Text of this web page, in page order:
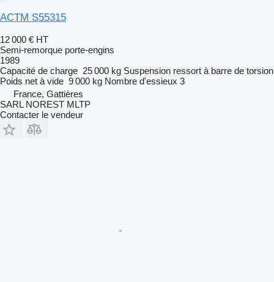
ACTM S55315
12 000 € HT
Semi-remorque porte-engins
1989
Capacité de charge 25 000 kg Suspension ressort à barre de torsion
Poids net à vide 9 000 kg Nombre d'essieux 3
France, Gattières
SARL NOREST MLTP
Contacter le vendeur